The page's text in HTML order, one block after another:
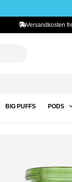
Versandkosten
BIG PUFFS PODS